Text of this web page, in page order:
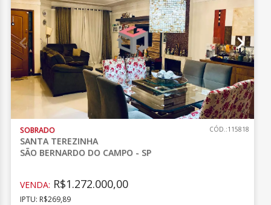
SOBRADO
SANTA TEREZINHA
SÃO BERNARDO DO CAMPO - SP
CÓD.:115818
VENDA: R$1.272.000,00
IPTU: R$269,89